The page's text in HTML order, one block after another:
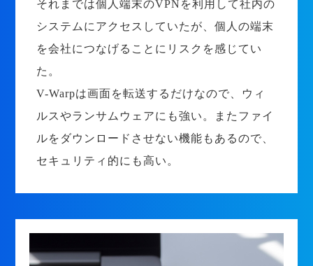
それまでは個人端末のVPNを利用して社内の
システムにアクセスしていたが、個人の端末
を会社につなげることにリスクを感じてい
た。
V-Warpは画面を転送するだけなので、ウィ
ルスやランサムウェアにも強い。またファイ
ルをダウンロードさせない機能もあるので、
セキュリティ的にも高い。